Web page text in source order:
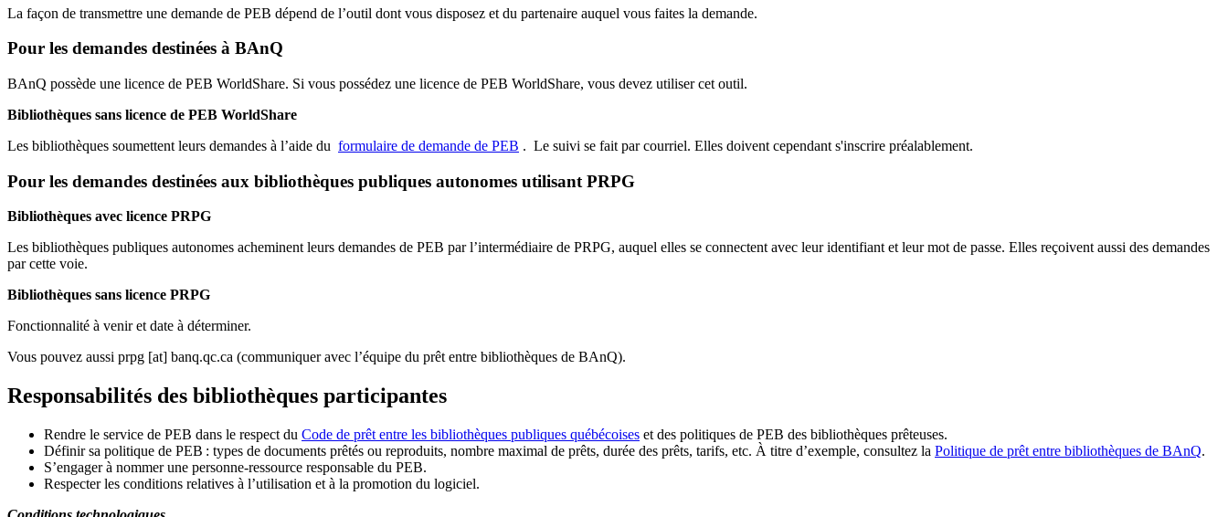
La façon de transmettre une demande de PEB dépend de l’outil dont vous disposez et du partenaire auquel vous faites la demande.
Pour les demandes destinées à BAnQ
BAnQ possède une licence de PEB WorldShare. Si vous possédez une licence de PEB WorldShare, vous devez utiliser cet outil.
Bibliothèques sans licence de PEB WorldShare
Les bibliothèques soumettent leurs demandes à l’aide du formulaire de demande de PEB . Le suivi se fait par courriel. Elles doivent cependant s'inscrire préalablement.
Pour les demandes destinées aux bibliothèques publiques autonomes utilisant PRPG
Bibliothèques avec licence PRPG
Les bibliothèques publiques autonomes acheminent leurs demandes de PEB par l’intermédiaire de PRPG, auquel elles se connectent avec leur identifiant et leur mot de passe. Elles reçoivent aussi des demandes
par cette voie.
Bibliothèques sans licence PRPG
Fonctionnalité à venir et date à déterminer.
Vous pouvez aussi prpg [at] banq.qc.ca (communiquer avec l’équipe du prêt entre bibliothèques de BAnQ).
Responsabilités des bibliothèques participantes
Rendre le service de PEB dans le respect du Code de prêt entre les bibliothèques publiques québécoises et des politiques de PEB des bibliothèques prêteuses.
Définir sa politique de PEB : types de documents prêtés ou reproduits, nombre maximal de prêts, durée des prêts, tarifs, etc. À titre d’exemple, consultez la Politique de prêt entre bibliothèques de BAnQ.
S’engager à nommer une personne-ressource responsable du PEB.
Respecter les conditions relatives à l’utilisation et à la promotion du logiciel.